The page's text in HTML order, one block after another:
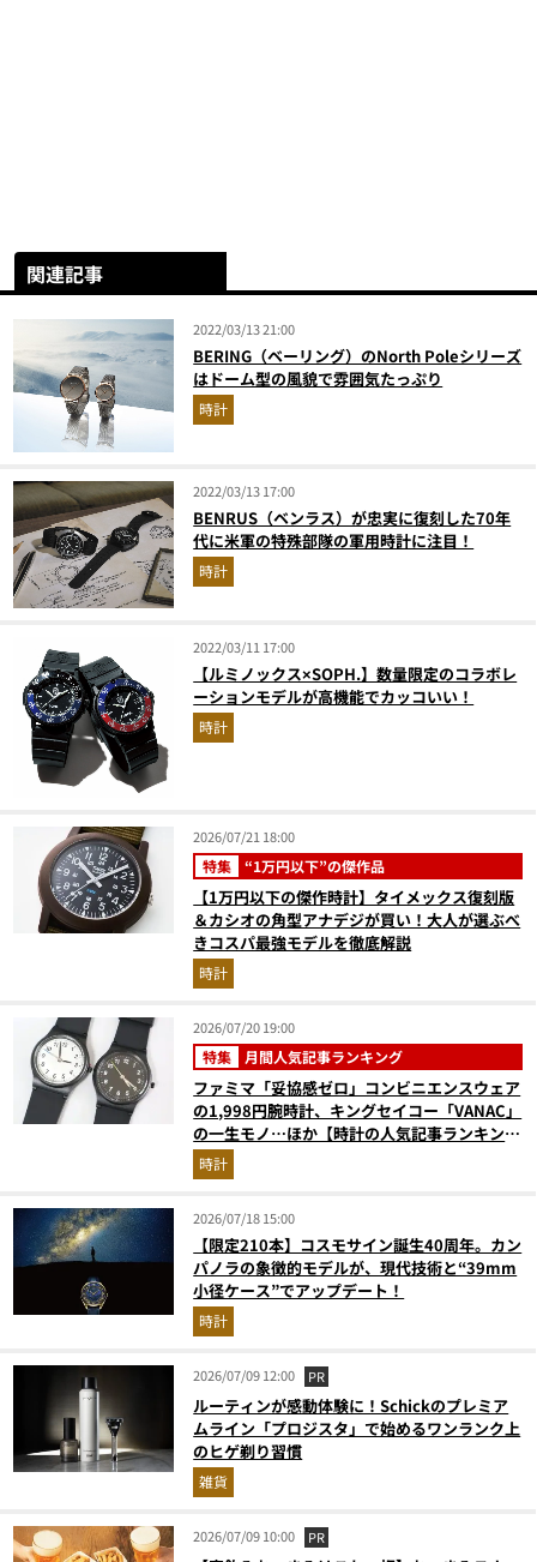
関連記事
2022/03/13 21:00
BERING（ベーリング）のNorth Poleシリーズ
はドーム型の風貌で雰囲気たっぷり
時計
2022/03/13 17:00
BENRUS（ベンラス）が忠実に復刻した70年
代に米軍の特殊部隊の軍用時計に注目！
時計
2022/03/11 17:00
【ルミノックス×SOPH.】数量限定のコラボレ
ーションモデルが高機能でカッコいい！
時計
2026/07/21 18:00
特集 “1万円以下”の傑作品
【1万円以下の傑作時計】タイメックス復刻版
＆カシオの角型アナデジが買い！大人が選ぶべ
きコスパ最強モデルを徹底解説
時計
2026/07/20 19:00
特集 月間人気記事ランキング
ファミマ「妥協感ゼロ」コンビニエンスウェア
の1,998円腕時計、キングセイコー「VANAC」
の一生モノ…ほか【時計の人気記事ランキング
ベスト3】（2026年6月版）
時計
2026/07/18 15:00
【限定210本】コスモサイン誕生40周年。カン
パノラの象徴的モデルが、現代技術と“39mm
小径ケース”でアップデート！
時計
2026/07/09 12:00 PR
ルーティンが感動体験に！Schickのプレミア
ムライン「プロジスタ」で始めるワンランク上
のヒゲ剃り習慣
雑貨
2026/07/09 10:00 PR